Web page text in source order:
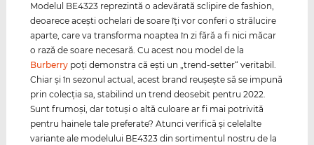
Modelul BE4323 reprezintă o adevărată sclipire de fashion,
deoarece aceşti ochelari de soare îţi vor conferi o strălucire
aparte, care va transforma noaptea în zi fără a fi nici măcar
o rază de soare necesară. Cu acest nou model de la
Burberry poţi demonstra că eşti un „trend-setter“ veritabil.
Chiar şi în sezonul actual, acest brand reuşeşte să se impună
prin colecţia sa, stabilind un trend deosebit pentru 2022.
Sunt frumoşi, dar totuşi o altă culoare ar fi mai potrivită
pentru hainele tale preferate? Atunci verifică şi celelalte
variante ale modelului BE4323 din sortimentul nostru de la